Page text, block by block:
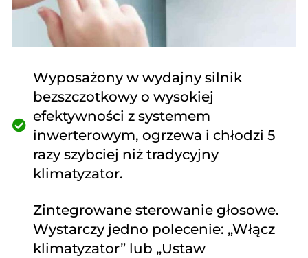
Wyposażony w wydajny silnik
bezszczotkowy o wysokiej
efektywności z systemem
inwerterowym, ogrzewa i chłodzi 5
razy szybciej niż tradycyjny
klimatyzator.
Zintegrowane sterowanie głosowe.
Wystarczy jedno polecenie: „Włącz
klimatyzator” lub „Ustaw